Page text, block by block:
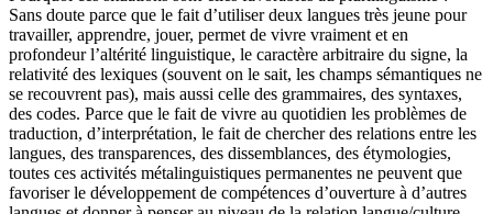
Sans doute parce que le fait d’utiliser deux langues très jeune pour
travailler, apprendre, jouer, permet de vivre vraiment et en
profondeur l’altérité linguistique, le caractère arbitraire du signe, la
relativité des lexiques (souvent on le sait, les champs sémantiques ne
se recouvrent pas), mais aussi celle des grammaires, des syntaxes,
des codes. Parce que le fait de vivre au quotidien les problèmes de
traduction, d’interprétation, le fait de chercher des relations entre les
langues, des transparences, des dissemblances, des étymologies,
toutes ces activités métalinguistiques permanentes ne peuvent que
favoriser le développement de compétences d’ouverture à d’autres